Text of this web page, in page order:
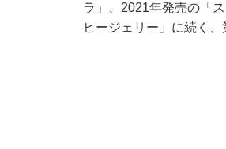
ラ」、2021年発売の「
ヒージェリー」に続く